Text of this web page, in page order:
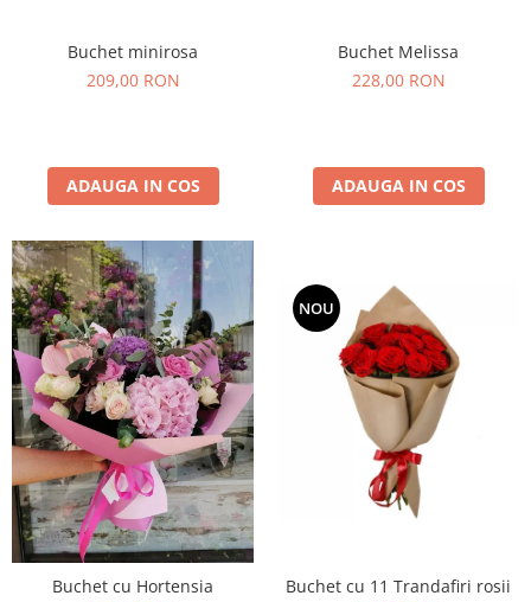
Buchet minirosa
209,00 RON
ADAUGA IN COS
Buchet Melissa
228,00 RON
ADAUGA IN COS
Buchet cu Hortensia
NOU
Buchet cu 11 Trandafiri rosii